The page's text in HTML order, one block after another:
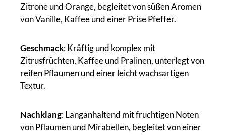
Zitrone und Orange, begleitet von süßen Aromen
von Vanille, Kaffee und einer Prise Pfeffer.
Geschmack: Kräftig und komplex mit
Zitrusfrüchten, Kaffee und Pralinen, unterlegt von
reifen Pflaumen und einer leicht wachsartigen
Textur.
Nachklang: Langanhaltend mit fruchtigen Noten
von Pflaumen und Mirabellen, begleitet von einer